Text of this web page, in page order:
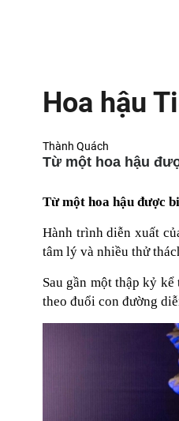
Hoa hậu
Thành Quách
Từ một hoa hậu
Từ một hoa hậu được
Hành trình diễn xuất
tâm lý và nhiều thử
Sau gần một thập kỷ
theo đuổi con đường